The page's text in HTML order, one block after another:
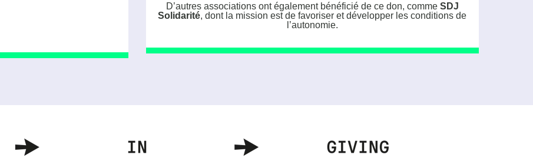
D’autres associations ont également bénéficié de ce don, comme SDJ
Solidarité, dont la mission est de favoriser et développer les conditions de
l’autonomie.